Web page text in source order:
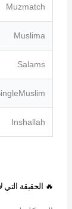
Muzmatch
Muslima
Salams
Inshallah
🔥 الحقيقة التي